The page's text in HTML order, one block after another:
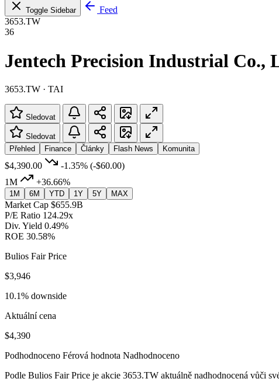
Toggle Sidebar
Feed
3653.TW
36
Jentech Precision Industrial Co.,
3653.TW · TAI
Sledovat
Sledovat
Přehled
Finance Články Flash News Komunita
$4,390.00 -1.35% (-$60.00)
1M
+36.66%
1M 6M YTD 1Y 5Y MAX
Market Cap $655.9B
P/E Ratio 124.29x
Div. Yield 0.49%
ROE 30.58%
Bulios Fair Price
$3,946
10.1% downside
Aktuální cena
$4,390
Podhodnoceno Férová hodnota Nadhodnoceno
Podle Bulios Fair Price je akcie 3653.TW aktuálně nadhodnocená vůči